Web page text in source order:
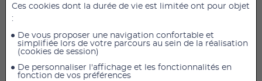
Pants Taille 6 XL
7,99 €
6,66 €HT 6,66 €HT
Ces cookies dont la durée de vie est limitée ont pour objet
:
De vous proposer une navigation confortable et
simplifiée lors de votre parcours au sein de la réalisation
(cookies de session)
De personnaliser l'affichage et les fonctionnalités en
fonction de vos préférences